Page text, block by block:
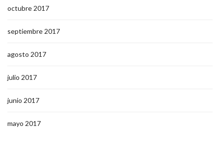
octubre 2017
septiembre 2017
agosto 2017
julio 2017
junio 2017
mayo 2017